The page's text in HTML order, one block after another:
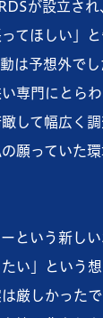
が設立さ
てほしい」
は予想外で
専門にとら
して幅広く
願っていた
という新しい
い」という
厳しかった